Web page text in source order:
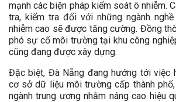
mạnh các biện pháp kiểm soát ô nhiễm.
tra, kiểm tra đối với những ngành
nhiễm cao sẽ được tăng cường. Đồng
phó sự cố môi trường tại khu công
cũng đang được xây dựng.
Đặc biệt, Đà Nẵng đang hướng tới việc
cơ sở dữ liệu môi trường cấp thành
ngành trung ương nhằm nâng cao hiệu